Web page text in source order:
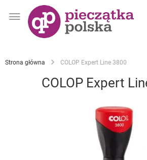
do
Strona główna COLOP Expert Line 3800
COLOP Expert